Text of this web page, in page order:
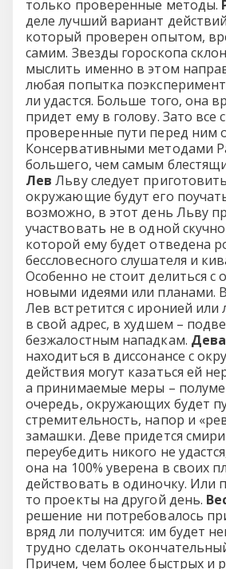
только проверенные методы.
деле лучший вариант
который проверен опытом,
самим. Звезды гороскопа
мыслить именно в этом
любая попытка
ли удастся. Больше того, она
придет ему в голову. Зато все
проверенные пути перед ним
Консервативными методами
большего, чем самым
Лев Льву следует
окружающие будут его
возможно, в этот день Льву
участвовать не в одной
которой ему будет отведена
бессловесного слушателя и
Особенно не стоит делиться
новыми идеями или планами.
Лев встретится с иронией или
в свой адрес, в худшем –
безжалостным нападкам. Дева
находиться в диссонансе с
действия могут казаться ей
а принимаемые меры –
очередь, окружающих будет
стремительность, напор и
замашки. Деве придется
переубедить никого не
она на 100% уверена в своих
действовать в одиночку. Или
то проекты на другой день.
решение ни потребовалось
вряд ли получится: им будет
трудно сделать
Причем, чем более быстрых и